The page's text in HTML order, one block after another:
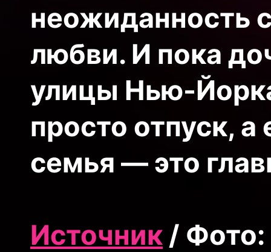
неожиданность
любви. И пока
улицы Нью-
просто отпуск,
семья — это
Источник / Фото: